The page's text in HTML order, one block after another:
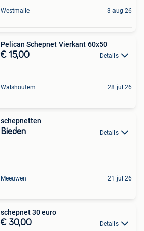
Westmalle 3 aug 26
Pelican Schepnet Vierkant 60x50
€ 15,00 Details
Walshoutem 28 jul 26
schepnetten
Bieden Details
Meeuwen 21 jul 26
schepnet 30 euro
€ 30,00 Details